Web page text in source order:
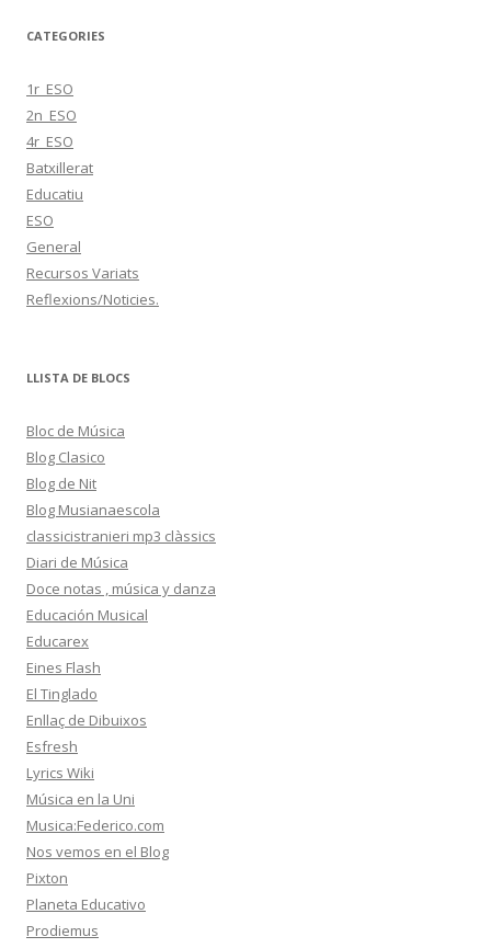
CATEGORIES
1r_ESO
2n_ESO
4r_ESO
Batxillerat
Educatiu
ESO
General
Recursos Variats
Reflexions/Noticies.
LLISTA DE BLOCS
Bloc de Música
Blog Clasico
Blog de Nit
Blog Musianaescola
classicistranieri mp3 clàssics
Diari de Música
Doce notas , música y danza
Educación Musical
Educarex
Eines Flash
El Tinglado
Enllaç de Dibuixos
Esfresh
Lyrics Wiki
Música en la Uni
Musica:Federico.com
Nos vemos en el Blog
Pixton
Planeta Educativo
Prodiemus